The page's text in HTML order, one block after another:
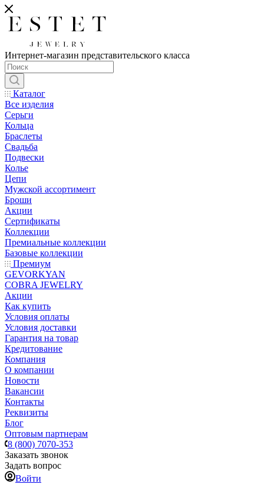
Интернет-магазин представительского класса
Каталог
Все изделия
Серьги
Кольца
Браслеты
Свадьба
Подвески
Колье
Цепи
Мужской ассортимент
Броши
Акции
Сертификаты
Коллекции
Премиальные коллекции
Базовые коллекции
Премиум
GEVORKYAN
COBRA JEWELRY
Акции
Как купить
Условия оплаты
Условия доставки
Гарантия на товар
Кредитование
Компания
О компании
Новости
Вакансии
Контакты
Реквизиты
Блог
Оптовым партнерам
8 (800) 7070-353
Заказать звонок
Задать вопрос
Войти